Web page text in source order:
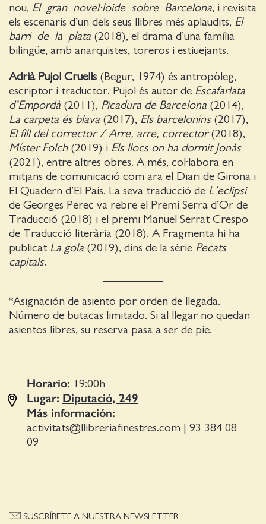
nou, El gran novel·loide sobre Barcelona, i revisita
els escenaris d’un dels seus llibres més aplaudits, El
barri de la plata (2018), el drama d’una família
bilingüe, amb anarquistes, toreros i estiuejants.
Adrià Pujol Cruells (Begur, 1974) és antropòleg,
escriptor i traductor. Pujol és autor de Escafarlata
d’Empordà (2011), Picadura de Barcelona (2014),
La carpeta és blava (2017), Els barcelonins(2017),
El fill del corrector / Arre, arre, corrector(2018),
Míster Folch(2019) i Els llocs on ha dormit Jonàs
(2021), entre altres obres. A més, col·labora en
mitjans de comunicació com ara el Diari de Girona i
El Quadern d’El País. La seva traducció de L’eclipsi
de Georges Perec va rebre el Premi Serra d’Or de
Traducció (2018) i el premi Manuel Serrat Crespo
de Traducció literària (2018). A Fragmenta hi ha
publicat La gola (2019), dins de la sèrie Pecats
capitals.
*Asignación de asiento por orden de llegada.
Número de butacas limitado. Si al llegar no quedan
asientos libres, su reserva pasa a ser de pie.
Horario: 19:00 h
Lugar: Diputació, 249
Más información:
activitats@llibreriafinestres.com
93 384 08
09
SUSCRÍBETE A NUESTRA NEWSLETTER